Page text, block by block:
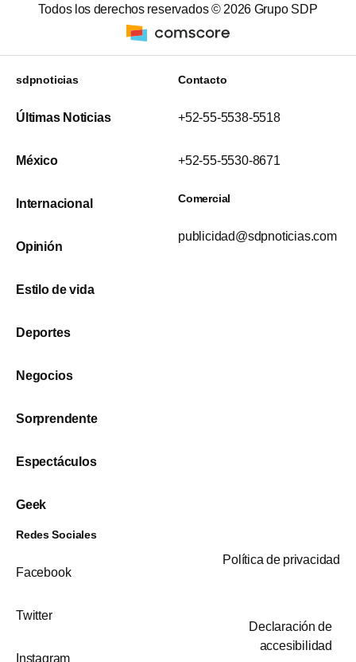
Todos los derechos reservados © 2026 Grupo SDP
sdpnoticias
Últimas Noticias
México
Internacional
Opinión
Estilo de vida
Deportes
Negocios
Sorprendente
Espectáculos
Geek
Contacto
+52-55-5538-5518
+52-55-5530-8671
Comercial
publicidad@sdpnoticias.com
Redes Sociales
Facebook
Twitter
Instagram
Política de privacidad
Declaración de
accesibilidad